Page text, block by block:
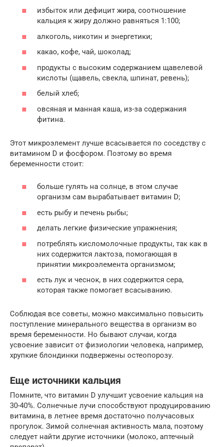
избыток или дефицит жира, соотношение
кальция к жиру должно равняться 1:100;
алкоголь, никотин и энергетики;
какао, кофе, чай, шоколад;
продукты с высоким содержанием щавелевой
кислоты (щавель, свекла, шпинат, ревень);
белый хлеб;
овсяная и манная каша, из-за содержания
фитина.
Этот микроэлемент лучше всасывается по соседству с
витамином D и фосфором. Поэтому во время
беременности стоит:
больше гулять на солнце, в этом случае
организм сам вырабатывает витамин D;
есть рыбу и печень рыбы;
делать легкие физические упражнения;
потреблять кисломолочные продукты, так как в
них содержится лактоза, помогающая в
принятии микроэлемента организмом;
есть лук и чеснок, в них содержится сера,
которая также помогает всасыванию.
Соблюдая все советы, можно максимально повысить
поступление минерального вещества в организм во
время беременности. Но бывают случаи, когда
усвоение зависит от физиологии человека, например,
хрупкие блондинки подвержены остеопорозу.
Еще источники кальция
Помните, что витамин D улучшит усвоение кальция на
30-40%. Солнечные лучи способствуют продуцированию
витамина, в летнее время достаточно получасовых
прогулок. Зимой солнечная активность мала, поэтому
следует найти другие источники (молоко, аптечный